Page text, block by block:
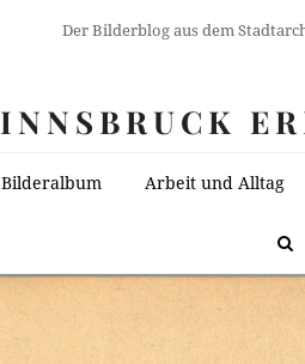
Der Bilderblog aus dem
INNSBRUCK
Bilderalbum Arbeit und Alltag